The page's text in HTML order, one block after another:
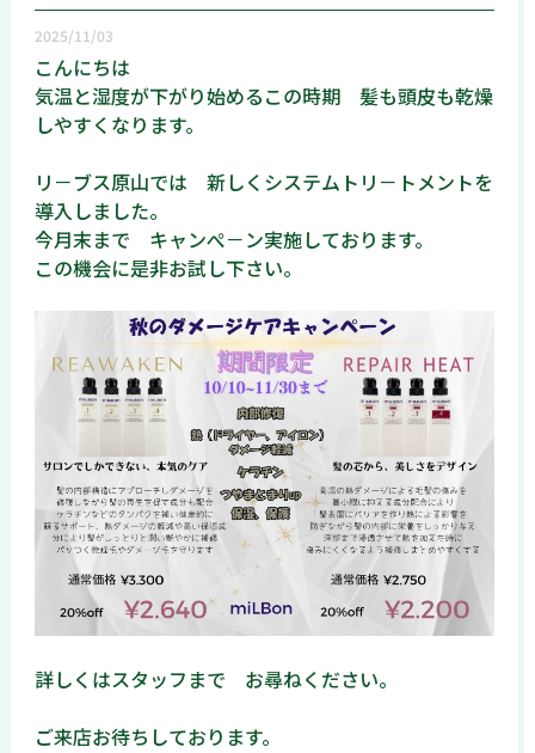
2025/11/03
こんにちは
気温と湿度が下がり始めるこの時期 髪も頭皮も乾燥
しやすくなります。
リ－ブス原山では 新しくシステムトリ－トメントを
導入しました。
今月末まで キャンぺ－ン実施しております。
この機会に是非お試し下さい。
詳しくはスタッフまで お尋ねください。
ご来店お待ちしております。